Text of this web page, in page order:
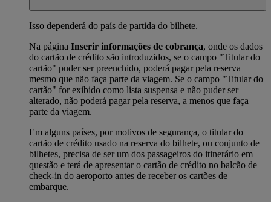
Isso dependerá do país de partida do bilhete.
Na página Inserir informações de cobrança, onde os dados
do cartão de crédito são introduzidos, se o campo "Titular do
cartão" puder ser preenchido, poderá pagar pela reserva
mesmo que não faça parte da viagem. Se o campo "Titular do
cartão" for exibido como lista suspensa e não puder ser
alterado, não poderá pagar pela reserva, a menos que faça
parte da viagem.
Em alguns países, por motivos de segurança, o titular do
cartão de crédito usado na reserva do bilhete, ou conjunto de
bilhetes, precisa de ser um dos passageiros do itinerário em
questão e terá de apresentar o cartão de crédito no balcão de
check-in do aeroporto antes de receber os cartões de
embarque.